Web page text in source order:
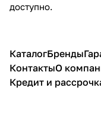
доступно.
КаталогБренды
КонтактыО
Кредит и